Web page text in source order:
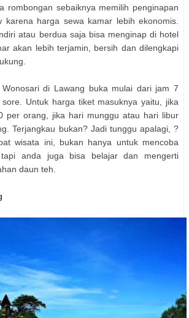
rombongan sebaiknya memilih penginapan
karena harga sewa kamar lebih ekonomis.
atau berdua saja bisa menginap di hotel
akan lebih terjamin, bersih dan dilengkapi
Wonosari di Lawang buka mulai dari jam 7
Untuk harga tiket masuknya yaitu, jika
per orang, jika hari munggu atau hari libur
Terjangkau bukan? Jadi tunggu apalagi, ?
wisata ini, bukan hanya untuk mencoba
tapi anda juga bisa belajar dan mengerti
daun teh.